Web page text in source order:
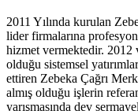
2011 Yılında kurulan
lider firmalarına
hizmet vermektedir. 2012
olduğu sistemsel
ettiren Zebeka Çağrı
almış olduğu işlerin
yarışmasında dev